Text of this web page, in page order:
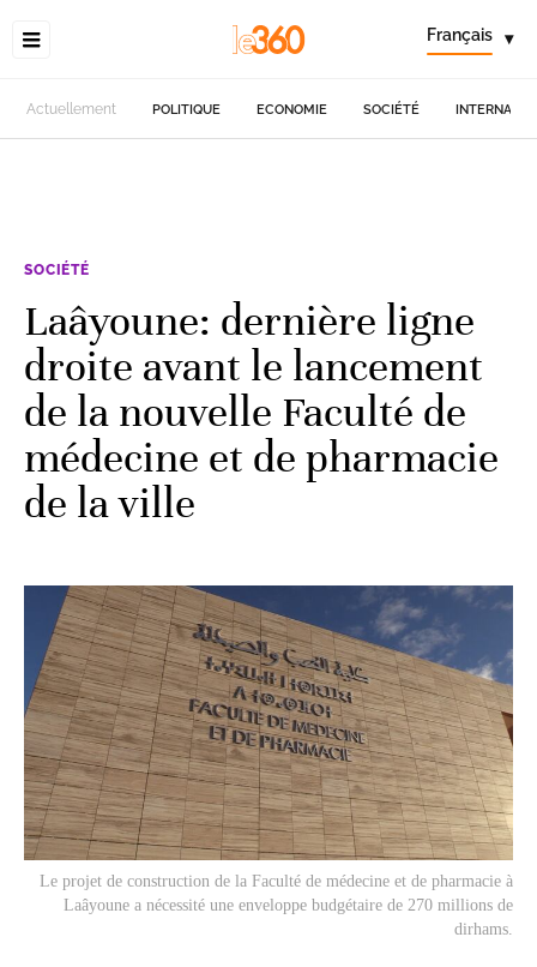
Français ▾
Actuellement POLITIQUE ECONOMIE SOCIÉTÉ
SOCIÉTÉ
Laâyoune: dernière ligne
droite avant le lancement
de la nouvelle Faculté de
médecine et de pharmacie
de la ville
Le projet de construction de la Faculté de médecine et de pharmacie à
Laâyoune a nécessité une enveloppe budgétaire de 270 millions de
dirhams.